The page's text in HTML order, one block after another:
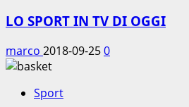
LO SPORT IN TV DI OGGI
marco 2018-09-250
Sport